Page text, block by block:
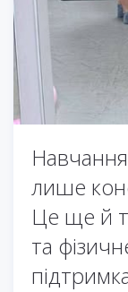
лише
Це ще й
та